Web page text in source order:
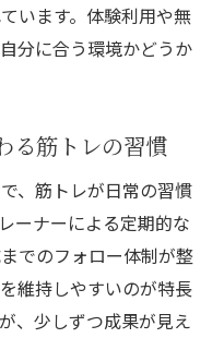
います。体験利用や無
分に合う環境かどうか
る筋トレの習慣
、筋トレが日常の習慣
ーナーによる定期的な
でのフォロー体制が整
維持しやすいのが特長
、少しずつ成果が見え